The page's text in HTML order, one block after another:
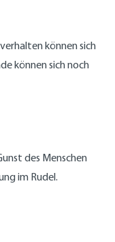
können sich
können sich noch
des Menschen
im Rudel.